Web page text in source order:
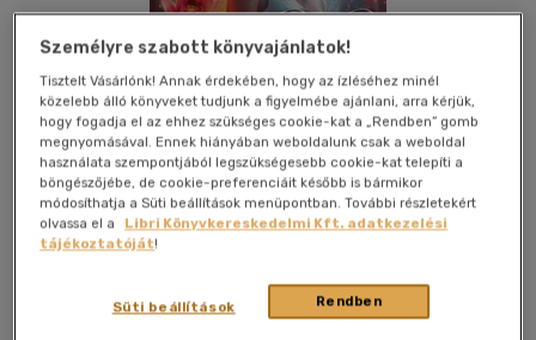
Kívánságlistához adom Megosztom
Magánkiadás|2025|magyar nyelvű |puhatáblás,
Személyre szabott könyvajánlatok!
Tisztelt Vásárlónk! Annak érdekében, hogy az ízléséhez minél
közelebb álló könyveket tudjunk a figyelmébe ajánlani, arra kérjük,
hogy fogadja el az ehhez szükséges cookie-kat a „Rendben” gomb
megnyomásával. Ennek hiányában weboldalunk csak a weboldal
használata szempontjából legszükségesebb cookie-kat telepíti a
böngészőjébe, de cookie-preferenciáit később is bármikor
módosíthatja a Süti beállítások menüpontban. További részletekért
olvassa el a
Libri Könyvkereskedelmi Kft. adatkezelési
tájékoztatóját!
Rendben
Süti beállítások